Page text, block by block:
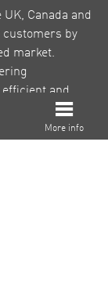
More info
Canada and
customers by
market.
and
profitability